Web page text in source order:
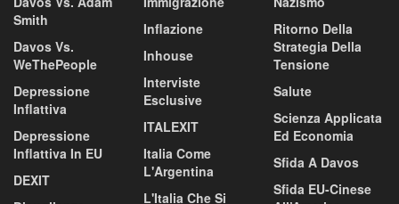
Smith
Davos Vs.
WeThePeople
Depressione
Inflattiva
Depressione
Inflattiva In EU
DEXIT
Inflazione
Inhouse
Interviste
Esclusive
ITALEXIT
Italia Come
L'Argentina
L'Italia Che Si
Ritorno Della
Strategia Della
Tensione
Salute
Scienza Applicata
Ed Economia
Sfida A Davos
Sfida EU-Cinese